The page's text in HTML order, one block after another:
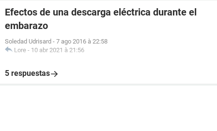
Efectos de una descarga eléctrica durante el
embarazo
Soledad Udrisard - 7 ago 2016 à 22:58
Lore - 10 abr 2021 à 21:56
5 respuestas